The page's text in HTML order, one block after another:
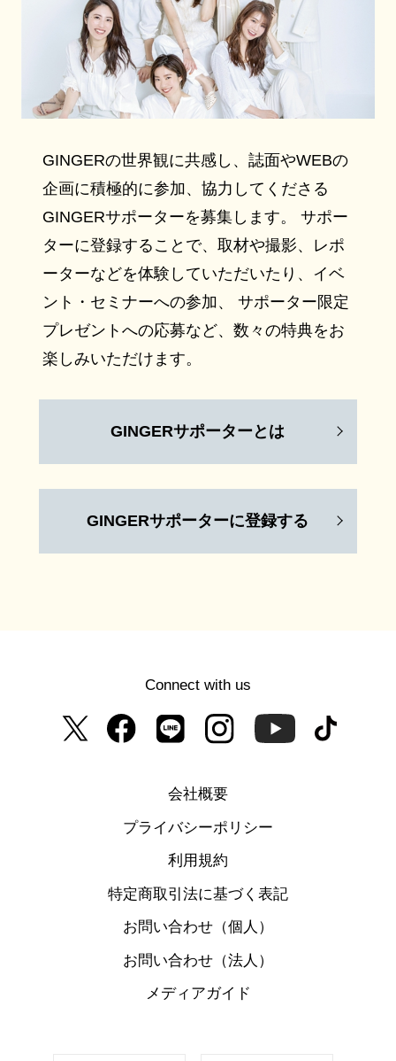
GINGERの世界観に共感し、誌面やWEBの
企画に積極的に参加、協力してくださる
GINGERサポーターを募集します。 サポー
ターに登録することで、取材や撮影、レポ
ーターなどを体験していただいたり、イベ
ント・セミナーへの参加、 サポーター限定
プレゼントへの応募など、数々の特典をお
楽しみいただけます。
GINGERサポーターとは
GINGERサポーターに登録する
Connect with us
会社概要
プライバシーポリシー
利用規約
特定商取引法に基づく表記
お問い合わせ（個人）
お問い合わせ（法人）
メディアガイド